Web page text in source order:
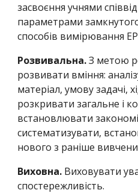
засвоєння учнями
параметрами
способів вимірювання
Розвивальна.З метою
розвивати вміння:
матеріал, умову задачі,
розкривати загальне і
встановлювати
систематизувати,
нового з раніше
Виховна. Виховувати
спостережливість.